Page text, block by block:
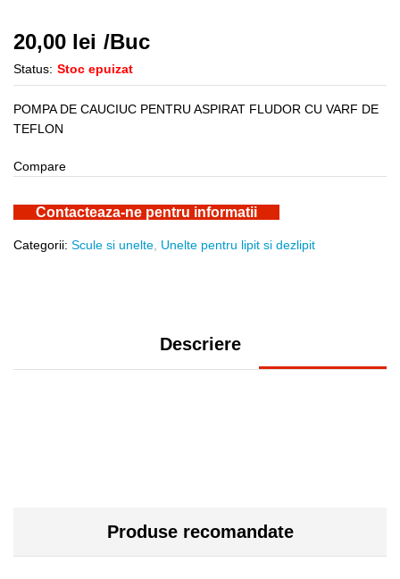
20,00 lei /Buc
Status: Stoc epuizat
POMPA DE CAUCIUC PENTRU ASPIRAT FLUDOR CU VARF DE
TEFLON
Compare
Contacteaza-ne pentru informatii
Categorii: Scule si unelte Unelte pentru lipit si dezlipit
Descriere
Produse recomandate